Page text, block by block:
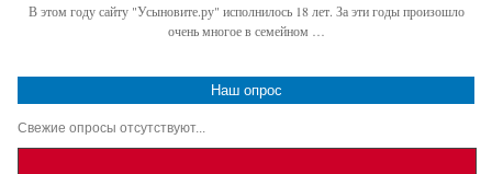
В этом году сайту "Усыновите.ру" исполнилось 18 лет. За эти годы произошло
очень многое в семейном …
Наш опрос
Свежие опросы отсутствуют...